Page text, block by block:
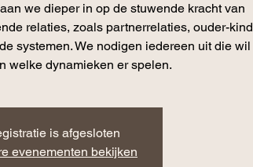
we dieper in op de stuwende kracht van
relaties, zoals partnerrelaties, ouder-kind
systemen. We nodigen iedereen uit die wil
welke dynamieken er spelen.
is afgesloten
evenementen bekijken